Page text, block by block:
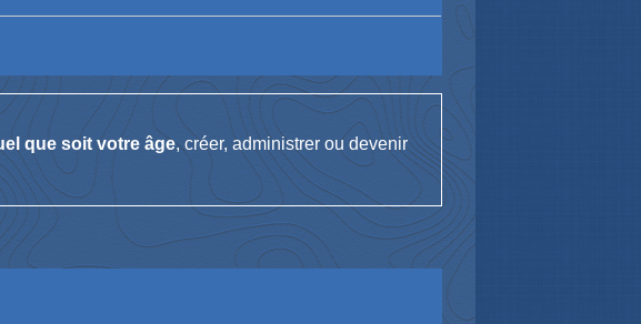
que soit votre âge, créer, administrer ou devenir